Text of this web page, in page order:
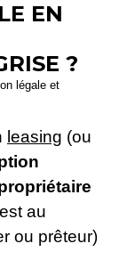
EN
?
légale et
leasing (ou
au
ou prêteur)